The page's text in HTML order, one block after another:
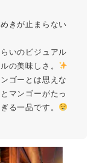
きが止まらない
いのビジュアル
の美味しさ。
ゴーとは思えな
マンゴーがたっ
る一品です。